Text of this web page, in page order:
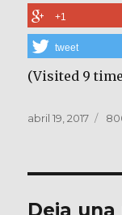
+1
tweet
(Visited 9
Publicado
abril 19, 2017